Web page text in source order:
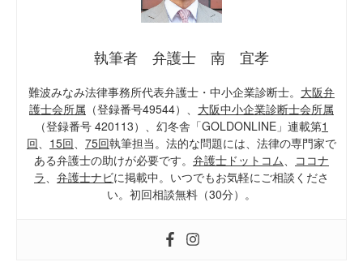
執筆者 弁護士 南 宜孝
難波みなみ法律事務所代表弁護士・中小企業診断士。 大阪弁
護士会所属 （登録番号49544）、 大阪中小企業診断士会所属
（登録番号 420113）、幻冬舎「GOLDONLINE」連載第1
回、 15回、 75回執筆担当。法的な問題には、法律の専門家で
ある弁護士の助けが必要です。 弁護士ドットコム、 ココナ
ラ、 弁護士ナビに掲載中。いつでもお気軽にご相談くださ
い。初回相談無料（30分）。